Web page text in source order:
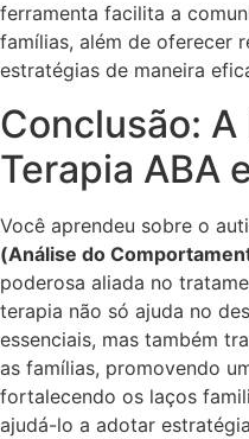
ferramenta facilita a
famílias, além de oferecer
estratégias de maneira
Conclusão:
Terapia ABA
Você aprendeu sobre o
(Análise do
poderosa aliada no
terapia não só ajuda no
essenciais, mas também
as famílias, promovendo
fortalecendo os laços
ajudá-lo a adotar